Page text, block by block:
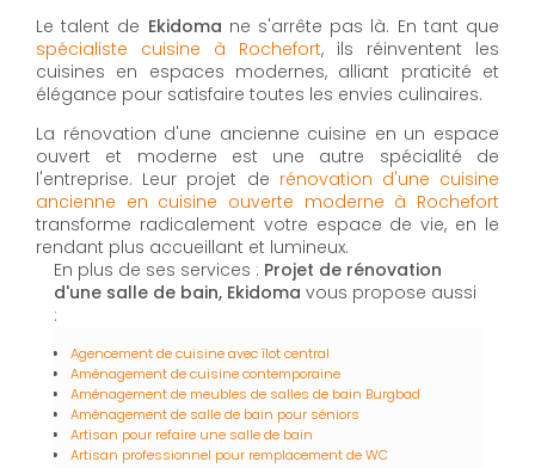
Le talent de Ekidoma ne s'arrête pas là. En tant que
spécialiste cuisine à Rochefort, ils réinventent les
cuisines en espaces modernes, alliant praticité et
élégance pour satisfaire toutes les envies culinaires.
La rénovation d'une ancienne cuisine en un espace
ouvert et moderne est une autre spécialité de
l'entreprise. Leur projet de rénovation d'une cuisine
ancienne en cuisine ouverte moderne à Rochefort
transforme radicalement votre espace de vie, en le
rendant plus accueillant et lumineux.
En plus de ses services : Projet de rénovation
d'une salle de bain, Ekidoma vous propose aussi
:
Agencement de cuisine avec îlot central
Aménagement de cuisine contemporaine
Aménagement de meubles de salles de bain Burgbad
Aménagement de salle de bain pour séniors
Artisan pour refaire une salle de bain
Artisan professionnel pour remplacement de WC